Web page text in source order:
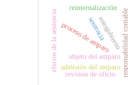
responsabilidad contable
sentencia
objeto del amparo
admisión del amparo
proceso de amparoautogobierno
reinternalización
efectos de la sentencia
revisión de oficio